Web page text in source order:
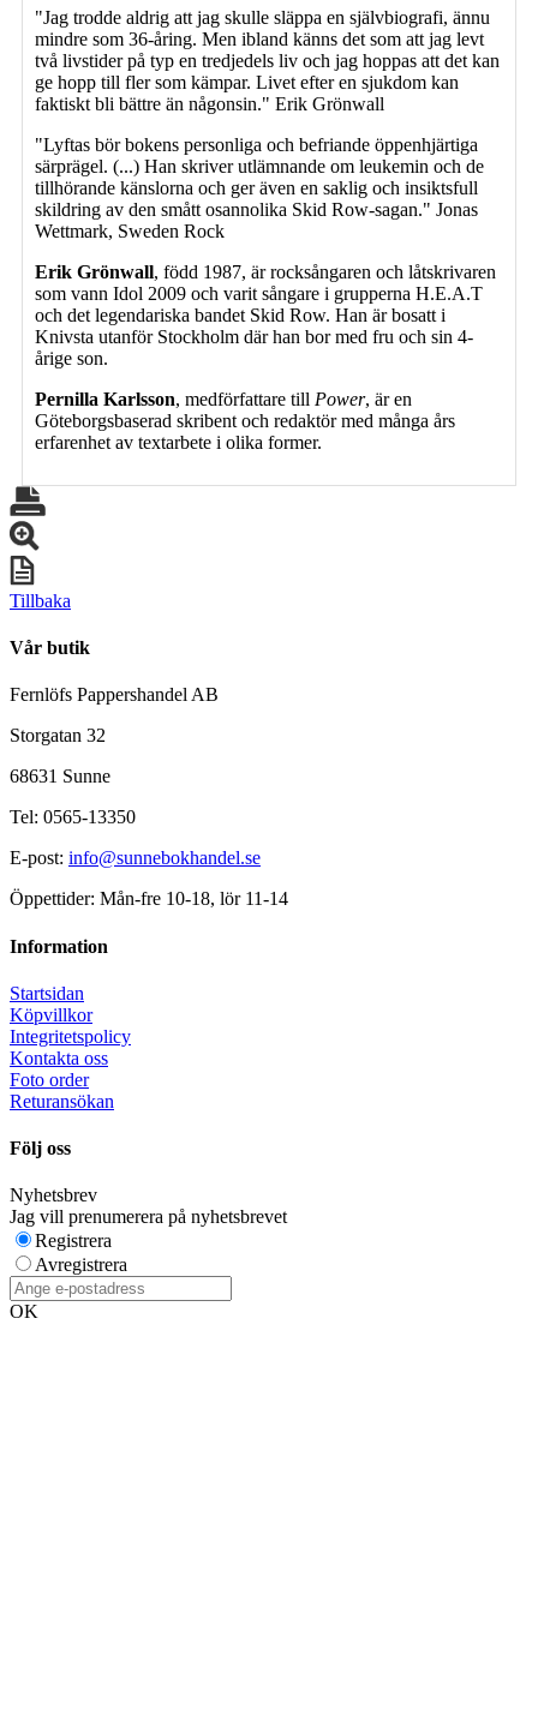
"Jag trodde aldrig att jag skulle släppa en självbiografi, ännu
mindre som 36-åring. Men ibland känns det som att jag levt
två livstider på typ en tredjedels liv och jag hoppas att det kan
ge hopp till fler som kämpar. Livet efter en sjukdom kan
faktiskt bli bättre än någonsin." Erik Grönwall
"Lyftas bör bokens personliga och befriande öppenhjärtiga
särprägel. (...) Han skriver utlämnande om leukemin och de
tillhörande känslorna och ger även en saklig och insiktsfull
skildring av den smått osannolika Skid Row-sagan." Jonas
Wettmark, Sweden Rock
Erik Grönwall, född 1987, är rocksångaren och låtskrivaren
som vann Idol 2009 och varit sångare i grupperna H.E.A.T
och det legendariska bandet Skid Row. Han är bosatt i
Knivsta utanför Stockholm där han bor med fru och sin 4-
årige son.
Pernilla Karlsson, medförfattare till Power, är en
Göteborgsbaserad skribent och redaktör med många års
erfarenhet av textarbete i olika former.
Tillbaka
Vår butik
Fernlöfs Pappershandel AB
Storgatan 32
68631 Sunne
Tel: 0565-13350
E-post: info@sunnebokhandel.se
Öppettider: Mån-fre 10-18, lör 11-14
Information
Startsidan
Köpvillkor
Integritetspolicy
Kontakta oss
Foto order
Returansökan
Följ oss
Nyhetsbrev
Jag vill prenumerera på nyhetsbrevet
Registrera
Avregistrera
OK